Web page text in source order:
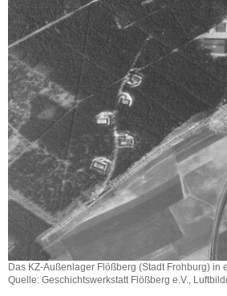
v
i
g
a
t
i
o
Das KZ-Außenlager Flößberg (Stadt Frohburg) in
Quelle: Geschichtswerkstatt Flößberg e.V.,